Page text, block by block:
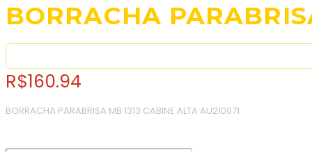
BORRACHA
R$160.94
BORRACHA PARABRISA MB 1313 CABINE ALTA AU210071